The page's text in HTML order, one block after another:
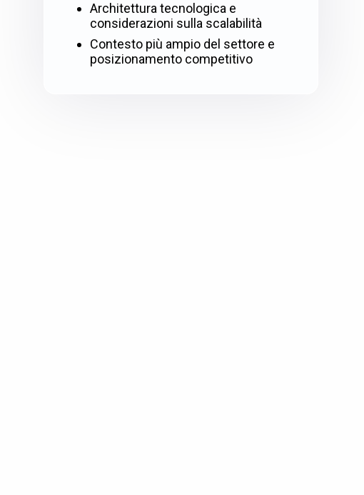
Architettura tecnologica e
considerazioni sulla scalabilità
Contesto più ampio del settore e
posizionamento competitivo